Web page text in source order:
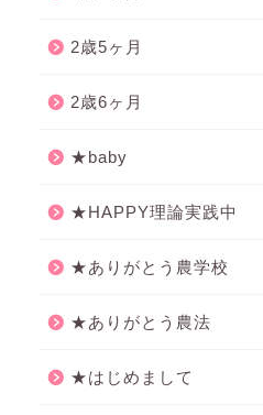
2歳5ヶ月
2歳6ヶ月
★baby
★HAPPY理論実践中
★ありがとう農学校
★ありがとう農法
★はじめまして